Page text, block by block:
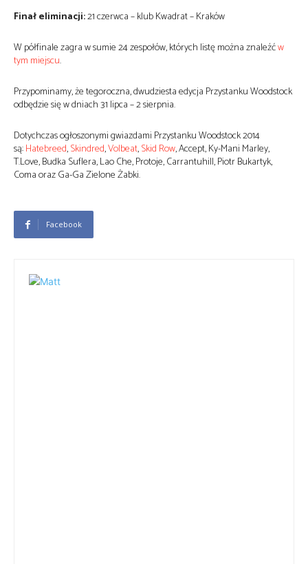
Finał eliminacji:21 czerwca – klub Kwadrat – Kraków
W półfinale zagra w sumie 24 zespołów, których listę można znaleźćw
tym miejscu.
Przypominamy, że tegoroczna, dwudziesta edycja Przystanku Woodstock
odbędzie się w dniach 31 lipca – 2 sierpnia.
Dotychczas ogłoszonymi gwiazdami Przystanku Woodstock 2014
są:Hatebreed,Skindred,Volbeat,Skid Row, Accept, Ky-Mani Marley,
T.Love, Budka Suflera, Lao Che, Protoje, Carrantuhill, Piotr Bukartyk,
Coma oraz Ga-Ga Zielone Żabki.
Facebook